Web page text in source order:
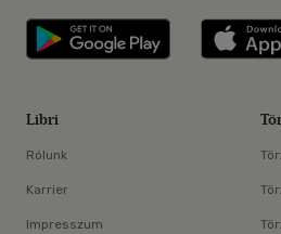
Libri
Libri
Rólunk
Karrier
Impresszum